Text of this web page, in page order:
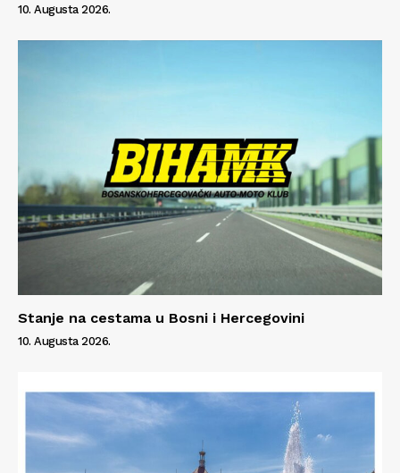
Info
Impressum
10. Augusta 2026.
Stanje na cestama u Bosni i Hercegovini
10. Augusta 2026.